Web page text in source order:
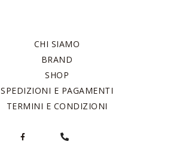
CHI SIAMO
BRAND
SHOP
SPEDIZIONI E PAGAMENTI
TERMINI E CONDIZIONI